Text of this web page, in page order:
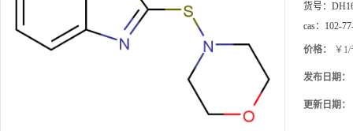
货号：
cas： 102-
价格： ￥
发布日期：
更新日期：